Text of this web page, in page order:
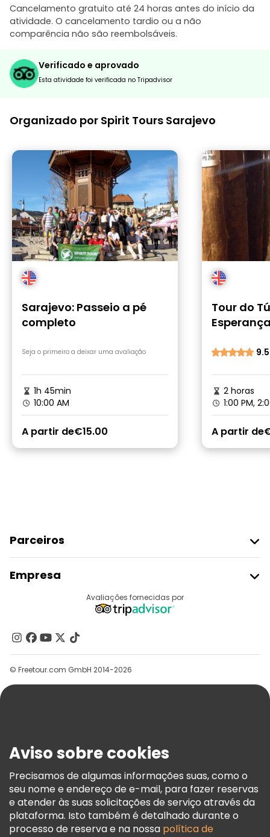
Cancelamento gratuito até 24 horas antes do início da
atividade. O cancelamento tardio ou a não
comparência não são reembolsáveis.
Verificado e aprovado
Esta atividade foi verificada no Tripadvisor
Organizado por Spirit Tours Sarajevo
Sarajevo: Passeio a pé
completo
Seja o primeiro a deixar uma avaliação
1h 45min
10:00 AM
A partir de€15.00
Tour do
9.5
2 horas
1:00 PM,
A partir de
Parceiros
Registo Do Fornecedor
Programa De Afiliados
Empresa
Contacte-Nos
Grupos
Ajuda
Termos E Informações Legais
Política De Cookies
Freetour Prémios
Programa De Fidelidade
Avaliações fornecidas por
© Freetour.com GmbH 2014-2026
Aviso sobre cookies
Precisamos de algumas informações suas, como o
seu nome e endereço de e-mail, para fazer reservas
e atender às suas solicitações de serviço através da
plataforma. Isto também é detalhado durante o
processo de reserva e na nossa política de